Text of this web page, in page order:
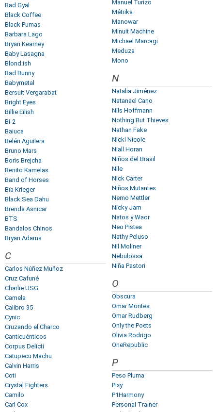
Bad Gyal
Black Coffee
Black Pumas
Barbara Lago
Bryan Kearney
Baby Lasagna
Blond:ish
Bad Bunny
Babymetal
Bersuit Vergarabat
Bright Eyes
Billie Eilish
Bi-2
Baiuca
Belén Aguilera
Bruno Mars
Boris Brejcha
Benito Kamelas
Band of Horses
Bïa Krieger
Black Sea Dahu
Brenda Asnicar
BTS
Bandalos Chinos
Bryan Adams
C
Carlos Núñez Muñoz
Cruz Cafuné
Charlie USG
Camela
Calibro 35
Cynic
Cruzando el Charco
Canticuénticos
Corpus Delicti
Catupecu Machu
Calvin Harris
Coti
Crystal Fighters
Camilo
Carl Cox
Manuel Turizo
Métrika
Manowar
Minuit Machine
Michael Marcagi
Meduza
Mono
N
Natalia Jiménez
Natanael Cano
Nils Hoffmann
Nothing But Thieves
Nathan Fake
Nicki Nicole
Niall Horan
Niños del Brasil
Nile
Nick Carter
Niños Mutantes
Nemo Mettler
Nicky Jam
Natos y Waor
Neo Pistea
Nathy Peluso
Nil Moliner
Nebulossa
Niña Pastori
O
Obscura
Omar Montes
Omar Rudberg
Only the Poets
Olivia Rodrigo
OneRepublic
P
Peso Pluma
Pixy
P1Harmony
Personal Trainer